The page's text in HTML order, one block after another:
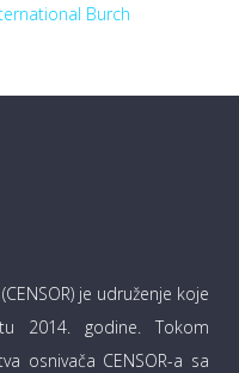
Burch
je udruženje koje
2014. godine. Tokom
osnivača CENSOR-a sa